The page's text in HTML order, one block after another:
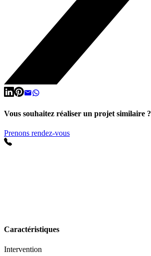
Vous souhaitez réaliser un projet similaire ?
Prenons rendez-vous
Caractéristiques
Intervention